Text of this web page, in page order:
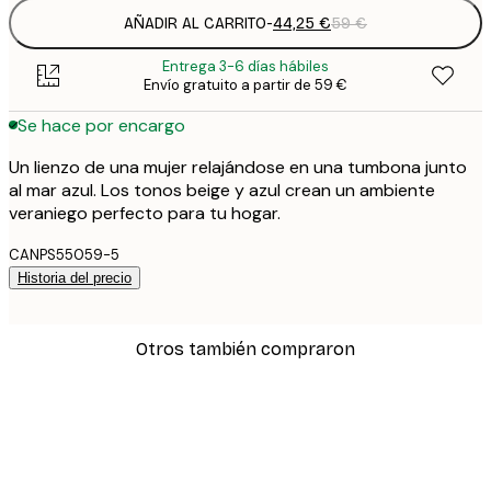
AÑADIR AL CARRITO-44,25 €59 €
Entrega 3-6 días hábiles
Envío gratuito a partir de 59 €
Se hace por encargo
Un lienzo de una mujer relajándose en una tumbona junto
al mar azul. Los tonos beige y azul crean un ambiente
veraniego perfecto para tu hogar.
CANPS55059-5
Historia del precio
Otros también compraron